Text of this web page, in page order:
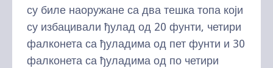
су биле наоружане са два тешка топа који
су избацивали ђулад од 20 фунти, четири
фалконета са ђуладима од пет фунти и 30
фалконета са ђуладима од по четири